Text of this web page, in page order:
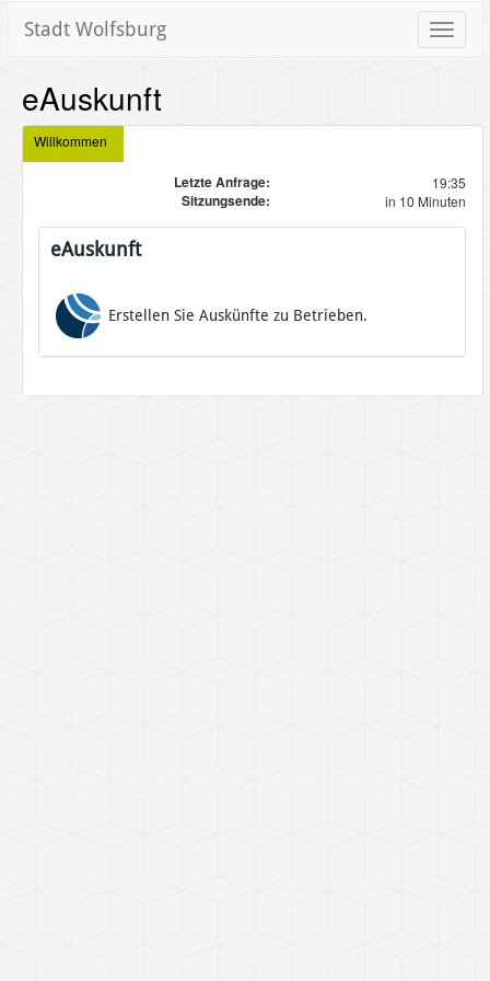
Toggle
Stadt Wolfsburg
eAuskunft
Willkommen
Letzte Anfrage: 19:35
Sitzungsende: in 10 Minuten
eAuskunft
Erstellen Sie Auskünfte zu Betrieben.